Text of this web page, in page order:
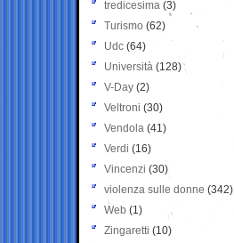
tredicesima (3)
Turismo (62)
Udc (64)
Università (128)
V-Day (2)
Veltroni (30)
Vendola (41)
Verdi (16)
Vincenzi (30)
violenza sulle donne (342)
Web (1)
Zingaretti (10)